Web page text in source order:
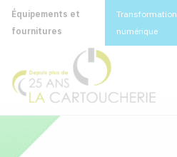
Équipements et
fournitures
Transformation
numérique